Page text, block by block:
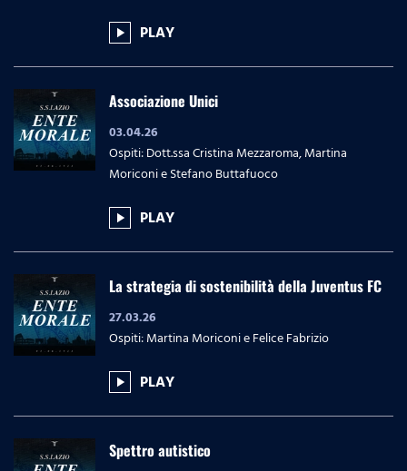
play_arrow PLAY
Associazione Unici
03.04.26
Ospiti: Dott.ssa Cristina Mezzaroma, Martina
Moriconi e Stefano Buttafuoco
play_arrow PLAY
La strategia di sostenibilità della Juventus FC
27.03.26
Ospiti: Martina Moriconi e Felice Fabrizio
play_arrow PLAY
Spettro autistico